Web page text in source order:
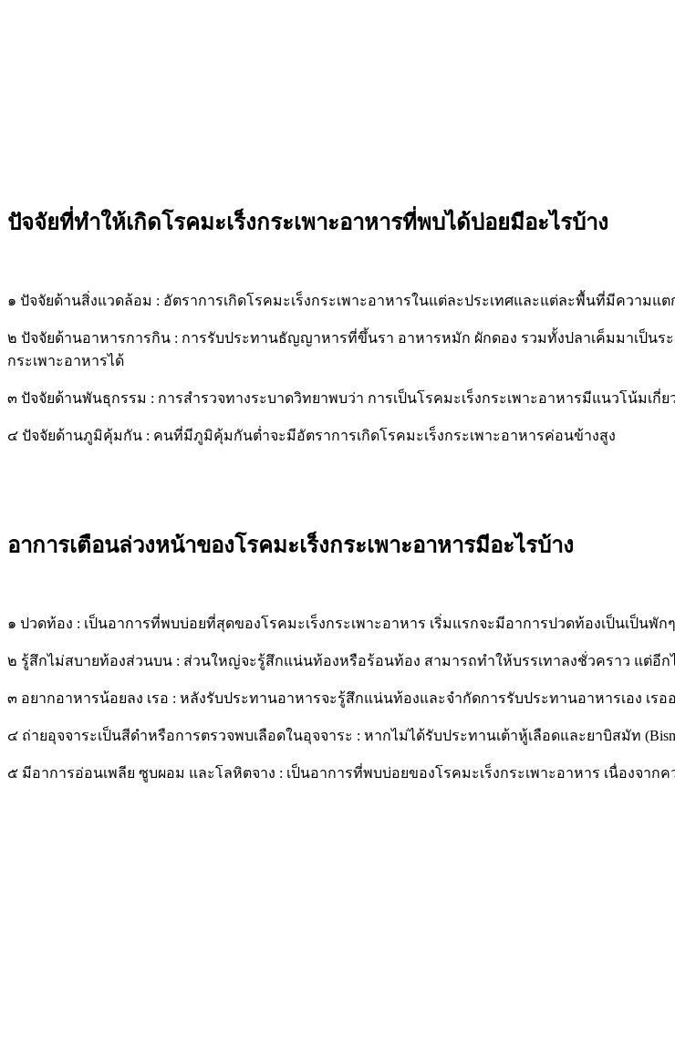
ปัจจัยที่ทำให้เกิดโรคมะเร็งกระเพาะอาหารที่พบได้บ่อยมีอะไรบ้าง
๑ ปัจจัยด้านสิ่งแวดล้อม : อัตราการเกิดโรคมะเร็งกระเพาะอาหารในแต่ละประเทศและแต่ละพื้นที่มีความแ
๒ ปัจจัยด้านอาหารการกิน : การรับประทานธัญญาหารที่ขึ้นรา อาหารหมัก ผักดอง รวมทั้งปลาเค็มมาเป็นระ
กระเพาะอาหารได้
๓ ปัจจัยด้านพันธุกรรม : การสำรวจทางระบาดวิทยาพบว่า การเป็นโรคมะเร็งกระเพาะอาหารมีแนวโน้มเ
๔ ปัจจัยด้านภูมิคุ้มกัน : คนที่มีภูมิคุ้มกันต่ำจะมีอัตราการเกิดโรคมะเร็งกระเพาะอาหารค่อนข้างสูง
อาการเตือนล่วงหน้าของโรคมะเร็งกระเพาะอาหารมีอะไรบ้าง
๑ ปวดท้อง : เป็นอาการที่พบบ่อยที่สุดของโรคมะเร็งกระเพาะอาหาร เริ่มแรกจะมีอาการปวดท้องเป็นเป็นพั
๒ รู้สึกไม่สบายท้องส่วนบน : ส่วนใหญ่จะรู้สึกแน่นท้องหรือร้อนท้อง สามารถทำให้บรรเทาลงชั่วคราว แต่อี
๓ อยากอาหารน้อยลง เรอ : หลังรับประทานอาหารจะรู้สึกแน่นท้องและจำกัดการรับประทานอาหารเอง เรอ
๔ ถ่ายอุจจาระเป็นสีดำหรือการตรวจพบเลือดในอุจจาระ : หากไม่ได้รับประทานเต้าหู้เลือดและยาบิสมัท
๕ มีอาการอ่อนเพลีย ซูบผอม และโลหิตจาง : เป็นอาการที่พบบ่อยของโรคมะเร็งกระเพาะอาหาร เนื่องจา